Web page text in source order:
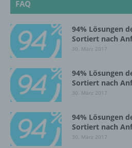
FAQ
94% Lösungen
Sortiert nach
30. März 2017
94% Lösungen
Sortiert nach
30. März 2017
94% Lösungen
Sortiert nach
30. März 2017
Markierung
personenbezogener
künftige Verarbeitung
e) Profiling
Profiling ist jede Art der
Verarbeitung
darin besteht, dass
personenbezogenen